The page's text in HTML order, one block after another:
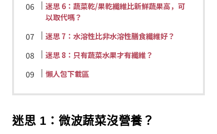
迷思 6：蔬菜乾/果乾纖維比新鮮蔬果高，可
以取代嗎？
迷思 7：水溶性比非水溶性膳食纖維好？
迷思 8：只有蔬菜水果才有纖維？
懶人包下載區
迷思 1：微波蔬菜沒營養？